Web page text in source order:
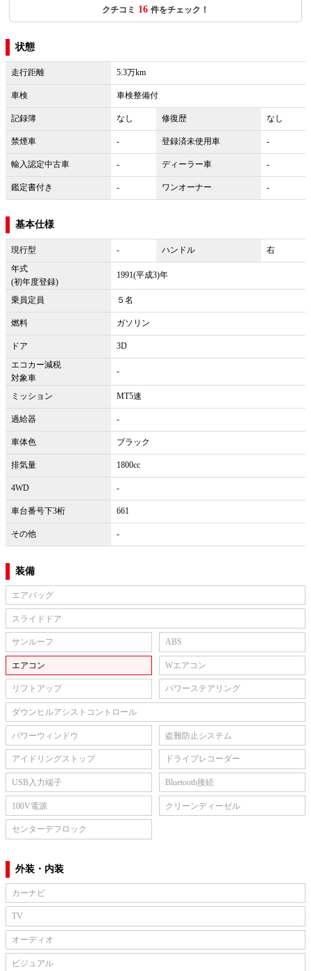
クチコミ 16 件をチェック！
状態
走行距離 5.3万km
車検 車検整備付
記録簿 なし 修復歴 なし
禁煙車 - 登録済未使用車 -
輸入認定中古車 - ディーラー車 -
鑑定書付き - ワンオーナー -
基本仕様
現行型 - ハンドル
右
年式
(初年度登録)
1991(平成3)年
乗員定員 ５名
燃料 ガソリン
ドア
3D
エコカー減税
対象車
-
ミッション MT5速
過給器 -
車体色 ブラック
排気量 1800cc
4WD -
車台番号下3桁 661
その他 -
装備
エアバッグ
スライドドア
サンルーフ ABS
エアコン Wエアコン
リフトアップ パワーステアリング
ダウンヒルアシストコントロール
パワーウィンドウ 盗難防止システム
アイドリングストップ ドライブレコーダー
USB入力端子 Bluetooth接続
100V電源 クリーンディーゼル
センターデフロック
外装・内装
カーナビ
TV
オーディオ
ビジュアル